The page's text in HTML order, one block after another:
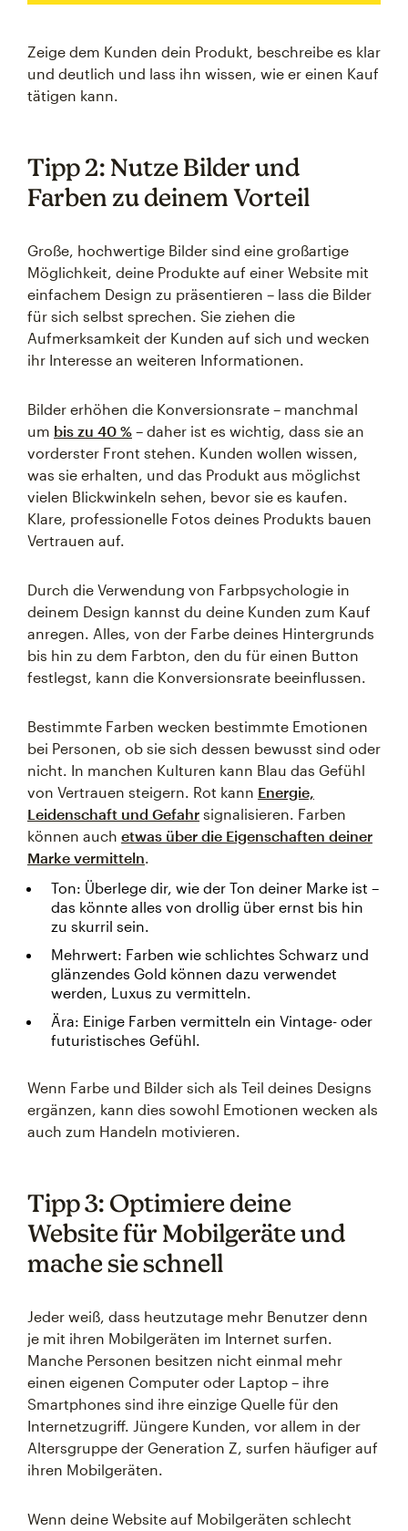
Zeige dem Kunden dein Produkt, beschreibe es klar
und deutlich und lass ihn wissen, wie er einen Kauf
tätigen kann.
Tipp 2: Nutze Bilder und
Farben zu deinem Vorteil
Große, hochwertige Bilder sind eine großartige
Möglichkeit, deine Produkte auf einer Website mit
einfachem Design zu präsentieren – lass die Bilder
für sich selbst sprechen. Sie ziehen die
Aufmerksamkeit der Kunden auf sich und wecken
ihr Interesse an weiteren Informationen.
Bilder erhöhen die Konversionsrate – manchmal
um bis zu 40 % – daher ist es wichtig, dass sie an
vorderster Front stehen. Kunden wollen wissen,
was sie erhalten, und das Produkt aus möglichst
vielen Blickwinkeln sehen, bevor sie es kaufen.
Klare, professionelle Fotos deines Produkts bauen
Vertrauen auf.
Durch die Verwendung von Farbpsychologie in
deinem Design kannst du deine Kunden zum Kauf
anregen. Alles, von der Farbe deines Hintergrunds
bis hin zu dem Farbton, den du für einen Button
festlegst, kann die Konversionsrate beeinflussen.
Bestimmte Farben wecken bestimmte Emotionen
bei Personen, ob sie sich dessen bewusst sind oder
nicht. In manchen Kulturen kann Blau das Gefühl
von Vertrauen steigern. Rot kann Energie,
Leidenschaft und Gefahr signalisieren. Farben
können auch etwas über die Eigenschaften deiner
Marke vermitteln.
Ton: Überlege dir, wie der Ton deiner Marke ist –
das könnte alles von drollig über ernst bis hin
zu skurril sein.
Mehrwert: Farben wie schlichtes Schwarz und
glänzendes Gold können dazu verwendet
werden, Luxus zu vermitteln.
Ära: Einige Farben vermitteln ein Vintage- oder
futuristisches Gefühl.
Wenn Farbe und Bilder sich als Teil deines Designs
ergänzen, kann dies sowohl Emotionen wecken als
auch zum Handeln motivieren.
Tipp 3: Optimiere deine
Website für Mobilgeräte und
mache sie schnell
Jeder weiß, dass heutzutage mehr Benutzer denn
je mit ihren Mobilgeräten im Internet surfen.
Manche Personen besitzen nicht einmal mehr
einen eigenen Computer oder Laptop – ihre
Smartphones sind ihre einzige Quelle für den
Internetzugriff. Jüngere Kunden, vor allem in der
Altersgruppe der Generation Z, surfen häufiger auf
ihren Mobilgeräten.
Wenn deine Website auf Mobilgeräten schlecht